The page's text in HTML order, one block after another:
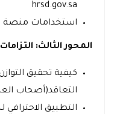
hrsd.gov.sa
استخدامات منصة
المحور الثالث:
كيفية تحقيق
التعاقد(أصحاب
التطبيق الاحترافي